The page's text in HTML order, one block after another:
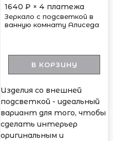
1640 ₽ × 4 платежа
Зеркало с подсветкой в
ванную комнату Алиседа
В КОРЗИНУ
Изделия со внешней
подсветкой - идеальный
вариант для того, чтобы
сделать интерьер
оригинальным и